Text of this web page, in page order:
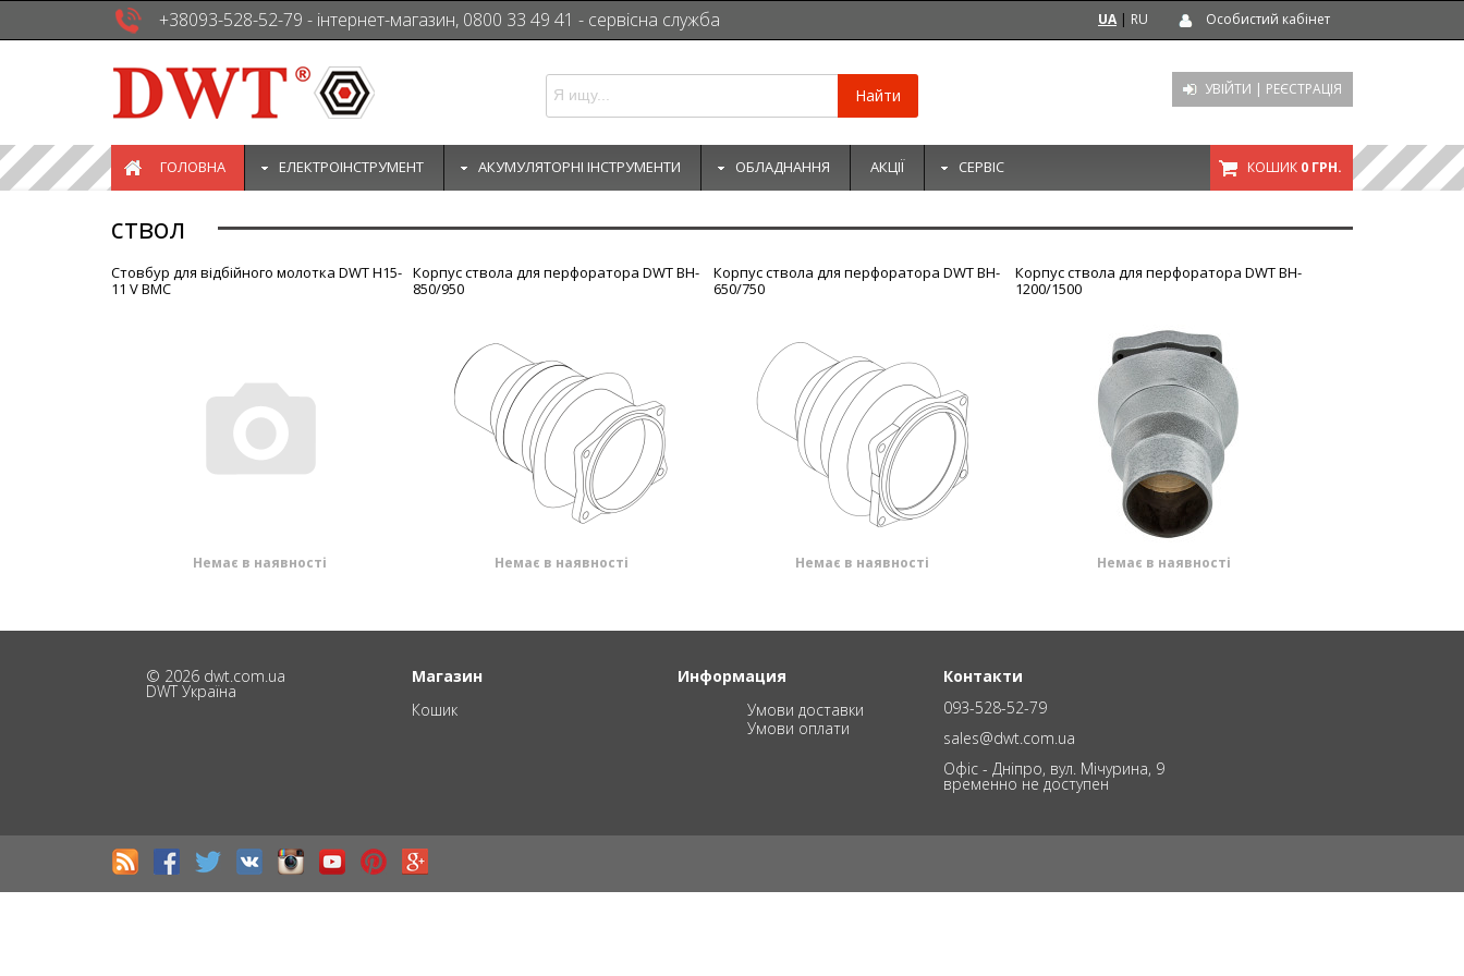
+38093-528-52-79 - інтернет-магазин, 0800 33 49 41 - сервісна служба UA | RU Особистий кабінет
Найти УВІЙТИ | РЕЄСТРАЦІЯ
ГОЛОВНА EЛЕКТРОІНСТРУМЕНТ АКУМУЛЯТОРНІ ІНСТРУМЕНТИ ОБЛАДНАННЯ АКЦІЇ СЕРВІС КОШИК 0 ГРН.
ствол
Стовбур для відбійного молотка DWT H15-
11 V BMC
Немає в наявності
Корпус ствола для перфоратора DWT BH-
850/950
Немає в наявності
Корпус ствола для перфоратора DWT BH-
650/750
Немає в наявності
Корпус ствола для перфоратора DWT BH-
1200/1500
Немає в наявності
© 2026 dwt.com.ua
DWT Україна
Магазин
Кошик
Информация
Умови доставки
Умови оплати
Контакти
093-528-52-79
sales@dwt.com.ua
Офіс - Дніпро, вул. Мічурина, 9
временно не доступен